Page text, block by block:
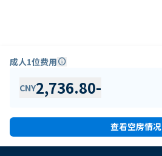
成人1位费用info
CNY2,736.80-
查看空房情况